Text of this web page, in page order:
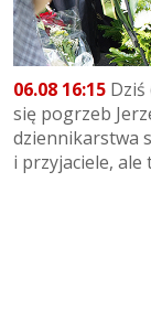
06.08 16:15 Dziś
się pogrzeb
dziennikarstwa
i przyjaciele, ale